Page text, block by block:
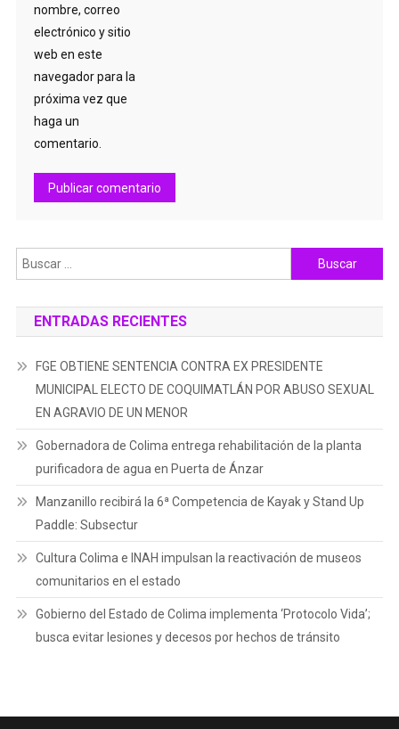
nombre, correo
electrónico y sitio
web en este
navegador para la
próxima vez que
haga un
comentario.
Buscar:
ENTRADAS RECIENTES
FGE OBTIENE SENTENCIA CONTRA EX PRESIDENTE
MUNICIPAL ELECTO DE COQUIMATLÁN POR ABUSO SEXUAL
EN AGRAVIO DE UN MENOR
Gobernadora de Colima entrega rehabilitación de la planta
purificadora de agua en Puerta de Ánzar
Manzanillo recibirá la 6ª Competencia de Kayak y Stand Up
Paddle: Subsectur
Cultura Colima e INAH impulsan la reactivación de museos
comunitarios en el estado
Gobierno del Estado de Colima implementa ‘Protocolo Vida’;
busca evitar lesiones y decesos por hechos de tránsito